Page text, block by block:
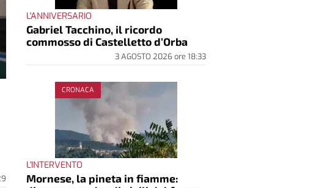
L'ANNIVERSARIO
Gabriel Tacchino, il ricordo
commosso di Castelletto d’Orba
3 AGOSTO 2026ore 18:33
CRONACA
L'INTERVENTO
Mornese, la pineta in fiamme: